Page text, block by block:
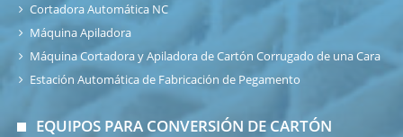
Cortadora Automática NC
Máquina Apiladora
Máquina Cortadora y Apiladora de Cartón Corrugado de una Cara
Estación Automática de Fabricación de Pegamento
EQUIPOS PARA CONVERSIÓN DE CARTÓN